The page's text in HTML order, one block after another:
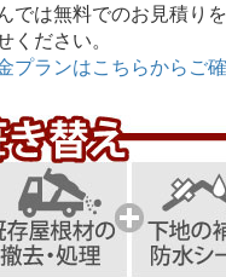
では無料でのお見積り
ください。
プランはこちらからご